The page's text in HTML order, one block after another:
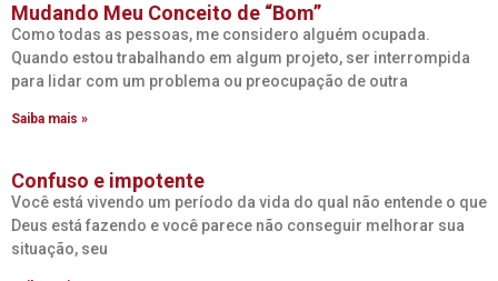
Mudando Meu Conceito de “Bom”
Como todas as pessoas, me considero alguém ocupada.
Quando estou trabalhando em algum projeto, ser interrompida
para lidar com um problema ou preocupação de outra
Saiba mais »
Confuso e impotente
Você está vivendo um período da vida do qual não entende o que
Deus está fazendo e você parece não conseguir melhorar sua
situação, seu